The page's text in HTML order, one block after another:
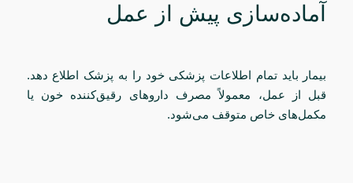
آماده‌سازی پیش از عمل
بیمار باید تمام اطلاعات پزشکی خود را به پزشک اطلاع دهد.
قبل از عمل، معمولاً مصرف داروهای رقیق‌کننده خون یا
مکمل‌های خاص متوقف می‌شود.